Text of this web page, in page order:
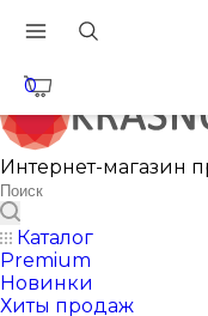
0
Интернет-магазин
Каталог
Premium
Новинки
Хиты продаж